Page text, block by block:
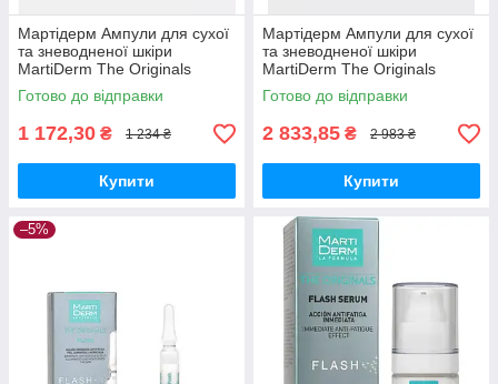
Мартідерм Ампули для сухої
та зневодненої шкіри
MartiDerm The Originals
Proteos Hydra Plus 10 ампул
Готово до відправки
1 172,30 ₴ 1 234 ₴
Купити
Мартідерм Ампули для сухої
та зневодненої шкіри
MartiDerm The Originals
Proteos Hydra Plus 30 ампул
Готово до відправки
2 833,85 ₴ 2 983 ₴
Купити
–5%